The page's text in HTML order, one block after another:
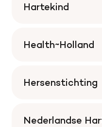
Hartekind
Health~Holland
Hersenstichting
Nederlandse